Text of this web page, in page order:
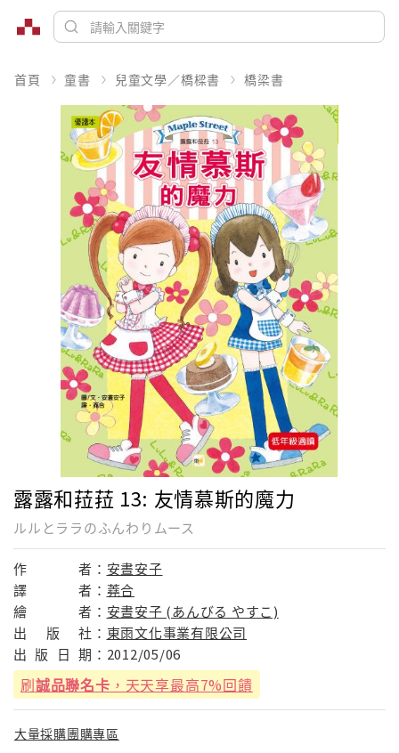
首頁 童書 兒童文學／橋樑書 橋梁書
露露和菈菈 13: 友情慕斯的魔力
ルルとララのふんわりムース
作 者： 安晝安子
譯
者： 蕘合
繪
者： 安晝安子 (あんびる やすこ)
出
版 社： 東雨文化事業有限公司
出 版 日 期： 2012/05/06
刷誠品聯名卡 ，天天享最高7%回饋
大量採購團購專區